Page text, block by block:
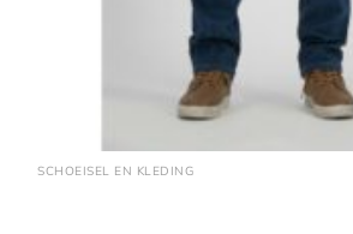
SCHOEISEL EN KLEDING